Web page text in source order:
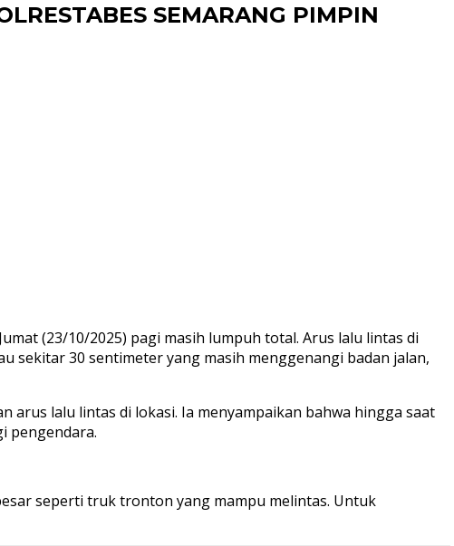
SEMARANG PIMPIN
(23/10/2025) pagi masih lumpuh total. Arus lalu lintas di
sekitar 30 sentimeter yang masih menggenangi badan jalan,
arus lalu lintas di lokasi. Ia menyampaikan bahwa hingga saat
pengendara.
seperti truk tronton yang mampu melintas. Untuk